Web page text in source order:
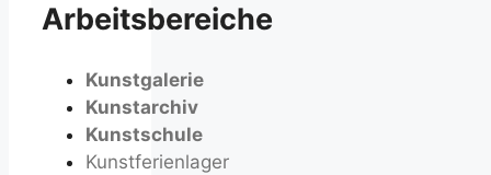
Arbeitsbereiche
Kunstgalerie
Kunstarchiv
Kunstschule
Kunstferienlager